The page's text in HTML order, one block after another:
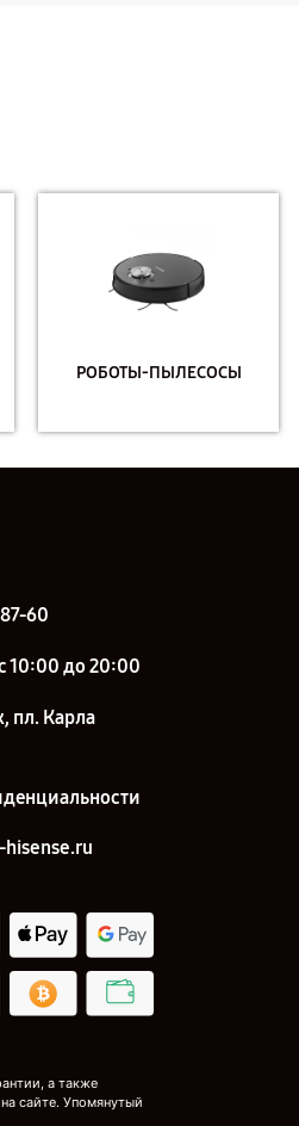
РОБОТЫ-ПЫЛЕСОСЫ
60
10:00 до 20:00
пл. Карла
а также
сайте. Упомянутый